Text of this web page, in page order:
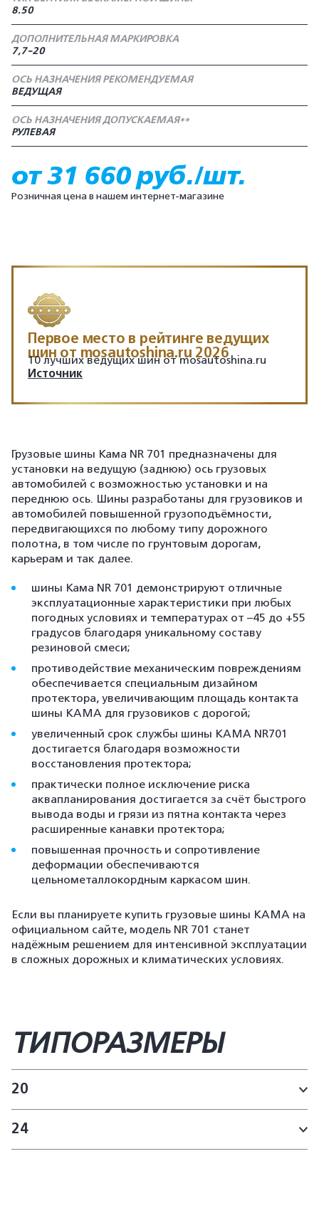
8.50
ДОПОЛНИТЕЛЬНАЯ МАРКИРОВКА
7,7-20
ОСЬ НАЗНАЧЕНИЯ РЕКОМЕНДУЕМАЯ
ВЕДУЩАЯ
ОСЬ НАЗНАЧЕНИЯ ДОПУСКАЕМАЯ**
РУЛЕВАЯ
от 31 660 руб./шт.
Розничная цена в нашем интернет-магазине
Первое место в рейтинге ведущих
шин от mosautoshina.ru 2026
10 лучших ведущих шин от mosautoshina.ru
Источник
Грузовые шины Кама NR 701 предназначены для
установки на ведущую (заднюю) ось грузовых
автомобилей с возможностью установки и на
переднюю ось. Шины разработаны для грузовиков и
автомобилей повышенной грузоподъёмности,
передвигающихся по любому типу дорожного
полотна, в том числе по грунтовым дорогам,
карьерам и так далее.
шины Кама NR 701 демонстрируют отличные
эксплуатационные характеристики при любых
погодных условиях и температурах от –45 до +55
градусов благодаря уникальному составу
резиновой смеси;
противодействие механическим повреждениям
обеспечивается специальным дизайном
протектора, увеличивающим площадь контакта
шины КАМА для грузовиков с дорогой;
увеличенный срок службы шины KAMA NR701
достигается благодаря возможности
восстановления протектора;
практически полное исключение риска
аквапланирования достигается за счёт быстрого
вывода воды и грязи из пятна контакта через
расширенные канавки протектора;
повышенная прочность и сопротивление
деформации обеспечиваются
цельнометаллокордным каркасом шин.
Если вы планируете купить грузовые шины КАМА на
официальном сайте, модель NR 701 станет
надёжным решением для интенсивной эксплуатации
в сложных дорожных и климатических условиях.
ТИПОРАЗМЕРЫ
20
24